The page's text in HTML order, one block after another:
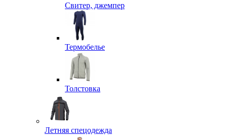
Свитер, джемпер
Термобелье
Толстовка
Летняя спецодежда